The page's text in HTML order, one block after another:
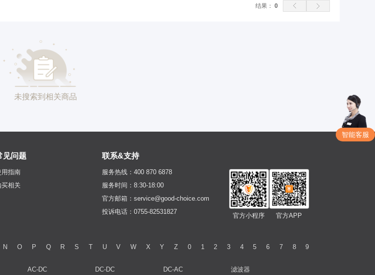
结果： 0
未搜索到相关商品
智能客服
见问题
用指南
买相关
联系&支持
服务热线：400 870 6878
服务时间：8:30-18:00
官方邮箱：service@good-choice.com
投诉电话：0755-82531827
官方小程序 官方APP
N O P Q R S T U V W X Y Z 0 1 2 3 4 5 6 7 8 9
AC-DC DC-DC DC-AC 滤波器